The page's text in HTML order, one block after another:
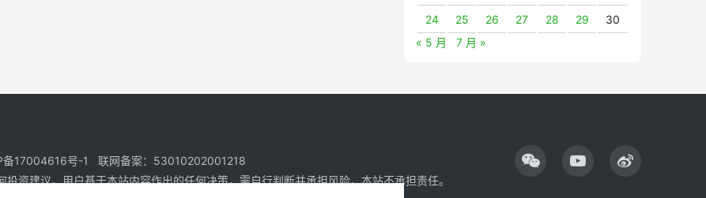
24 25 26 27 28 29
30
« 5 月
7 月 »
备17004616号-1 联网备案：53010202001218
资建议。用户基于本站内容作出的任何决策，需自行判断并承担风险，本站不承担责任。